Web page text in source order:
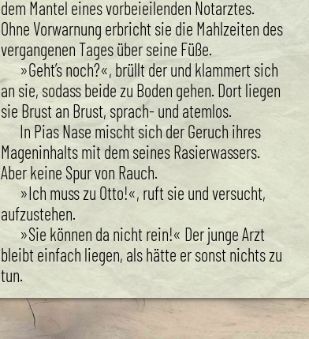
dem Mantel eines vorbeieilenden Notarztes.
Ohne Vorwarnung erbricht sie die Mahlzeiten des
vergangenen Tages über seine Füße.
»Geht’s noch?«, brüllt der und klammert sich
an sie, sodass beide zu Boden gehen. Dort liegen
sie Brust an Brust, sprach- und atemlos.
In Pias Nase mischt sich der Geruch ihres
Mageninhalts mit dem seines Rasierwassers.
Aber keine Spur von Rauch.
»Ich muss zu Otto!«, ruft sie und versucht,
aufzustehen.
»Sie können da nicht rein!« Der junge Arzt
bleibt einfach liegen, als hätte er sonst nichts zu
tun.